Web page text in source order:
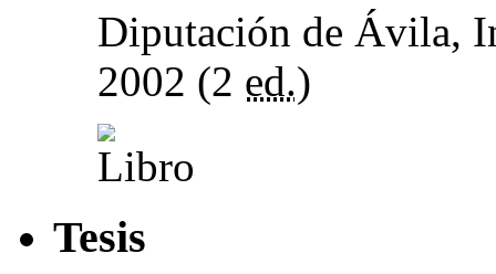
Diputación de Ávila,
2002 (2 ed.)
Tesis